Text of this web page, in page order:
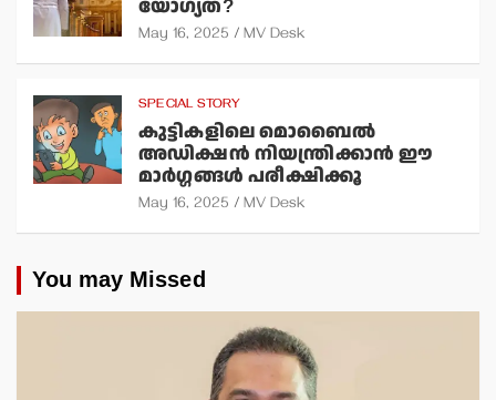
യോഗ്യത?
May 16, 2025 MV Desk
SPECIAL STORY
കുട്ടികളിലെ മൊബൈല്‍
അഡിക്ഷന്‍ നിയന്ത്രിക്കാന്‍ ഈ
മാര്‍ഗ്ഗങ്ങള്‍ പരീക്ഷിക്കൂ
May 16, 2025 MV Desk
You may Missed